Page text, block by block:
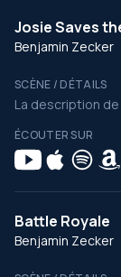
Josie Saves
Benjamin Zecker
SCÈNE / DÉTAILS
La description
ÉCOUTER SUR
Battle Royale
Benjamin Zecker